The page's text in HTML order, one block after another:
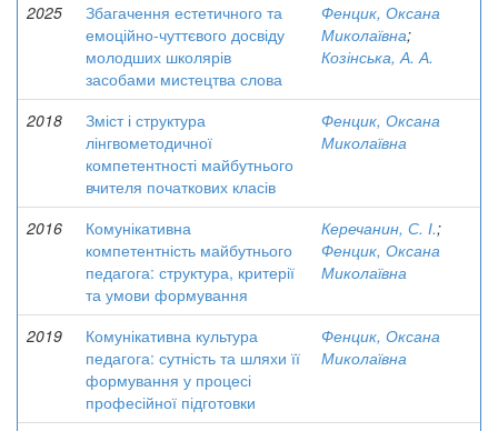
2025
Збагачення естетичного та
емоційно-чуттєвого досвіду
молодших школярів
засобами мистецтва слова
Фенцик, Оксана
Миколаївна;
Козінська, А. А.
2018
Зміст і структура
лінгвометодичної
компетентності майбутнього
вчителя початкових класів
Фенцик, Оксана
Миколаївна
2016
Комунікативна
компетентність майбутнього
педагога: структура, критерії
та умови формування
Керечанин, С. І.;
Фенцик, Оксана
Миколаївна
2019
Комунікативна культура
педагога: сутність та шляхи її
формування у процесі
професійної підготовки
Фенцик, Оксана
Миколаївна